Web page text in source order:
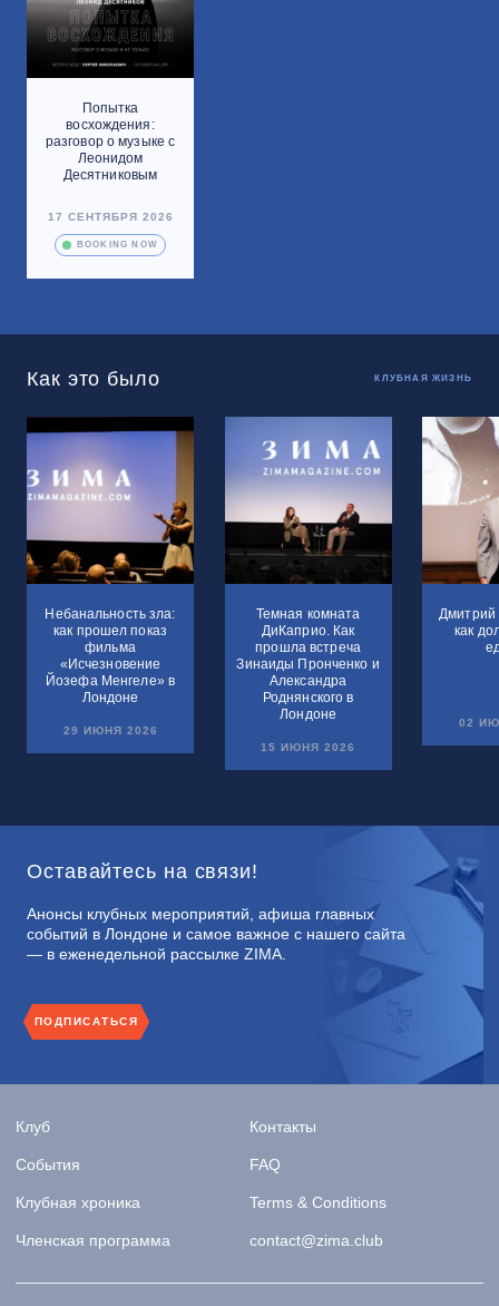
Попытка
восхождения:
разговор о музыке с
Леонидом
Десятниковым
17 СЕНТЯБРЯ 2026
BOOKING NOW
Как это было КЛУБНАЯ ЖИЗНЬ
Небанальность зла:
как прошел показ
фильма
«Исчезновение
Йозефа Менгеле» в
Лондоне
29 ИЮНЯ 2026
Темная комната
ДиКаприо. Как
прошла встреча
Зинаиды Пронченко и
Александра
Роднянского в
Лондоне
15 ИЮНЯ 2026
Дмитрий
как
02
Оставайтесь на связи!
Анонсы клубных мероприятий, афиша главных
событий в Лондоне и самое важное с нашего сайта
— в еженедельной рассылке ZIMA.
ПОДПИСАТЬСЯ
Клуб
События
Клубная хроника
Членская программа
Контакты
FAQ
Terms & Conditions
contact@zima.club